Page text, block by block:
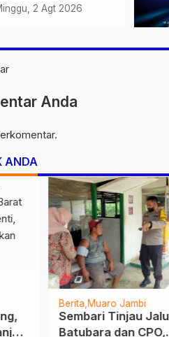
Barat Amankan
2 Agt 2026
Anda
ANDA
Berita Muaro Jambi
Sembari Tinjau
Batubara dan CPO,